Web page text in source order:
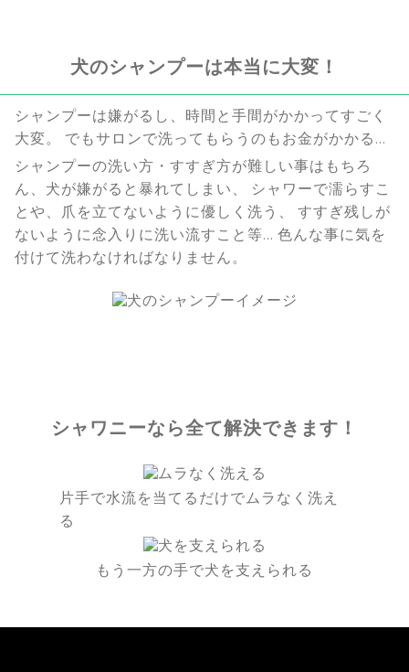
犬のシャンプーは本当に大変！
シャンプーは嫌がるし、時間と手間がかかってすごく
大変。 でもサロンで洗ってもらうのもお金がかかる…
シャンプーの洗い方・すすぎ方が難しい事はもちろ
ん、犬が嫌がると暴れてしまい、 シャワーで濡らすこ
とや、爪を立てないように優しく洗う、 すすぎ残しが
ないように念入りに洗い流すこと等… 色んな事に気を
付けて洗わなければなりません。
シャワニーなら全て解決できます！
片手で水流を当てるだけでムラなく洗え
る
もう一方の手で犬を支えられる